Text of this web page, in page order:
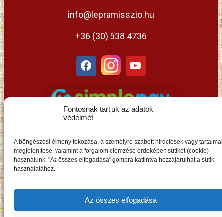
Fontosnak tartjuk az adatok
védelmét
A böngészési élmény fokozása, a személyre szabott hirdetések vagy
megjelenítése, valamint a forgalom elemzése érdekében sütiket (cookie)
használunk. "Az összes elfogadása" gombra kattintva hozzájárulhat a sütik
használatához.
Az összes elfogadása
info@lepramisszio.hu
+36 (30) 638 4736